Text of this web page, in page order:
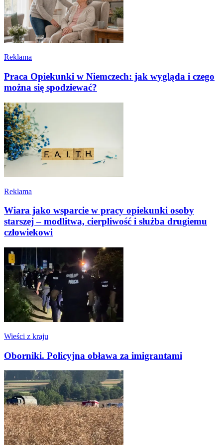
Reklama
Praca Opiekunki w Niemczech: jak wygląda i czego
można się spodziewać?
Reklama
Wiara jako wsparcie w pracy opiekunki osoby
starszej – modlitwa, cierpliwość i służba drugiemu
człowiekowi
Wieści z kraju
Oborniki. Policyjna obława za imigrantami